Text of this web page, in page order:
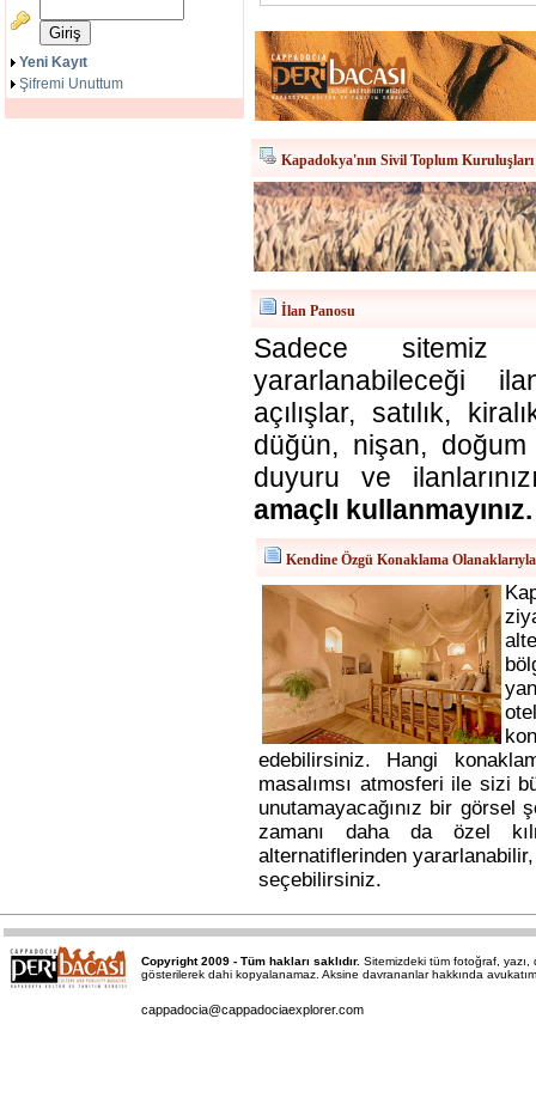
Yeni Kayıt
Şifremi Unuttum
Kapadokya'nın Sivil Toplum Kuruluşları
İlan Panosu
Sadece sitemiz
yararlanabileceği
açılışlar, satılık,
düğün, nişan,
duyuru ve
amaçlı kullanmayınız.
Kendine Özgü Konaklama
edebilirsiniz. Hangi
masalımsı atmosferi ile sizi
unutamayacağınız bir görsel
zamanı daha da özel
alternatiflerinden
seçebilirsiniz.
Copyright 2009 - Tüm hakları saklıdır. Sitemizdeki tüm fotoğraf, yazı,
gösterilerek dahi kopyalanamaz. Aksine davrananlar hakkında
cappadocia@cappadociaexplorer.com